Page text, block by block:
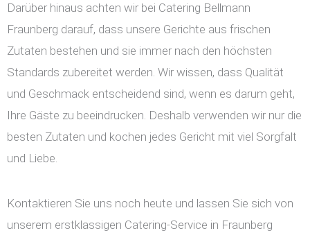
Darüber hinaus achten wir bei Catering Bellmann
Fraunberg darauf, dass unsere Gerichte aus frischen
Zutaten bestehen und sie immer nach den höchsten
Standards zubereitet werden. Wir wissen, dass Qualität
und Geschmack entscheidend sind, wenn es darum geht,
Ihre Gäste zu beeindrucken. Deshalb verwenden wir nur die
besten Zutaten und kochen jedes Gericht mit viel Sorgfalt
und Liebe.
Kontaktieren Sie uns noch heute und lassen Sie sich von
unserem erstklassigen Catering-Service in Fraunberg